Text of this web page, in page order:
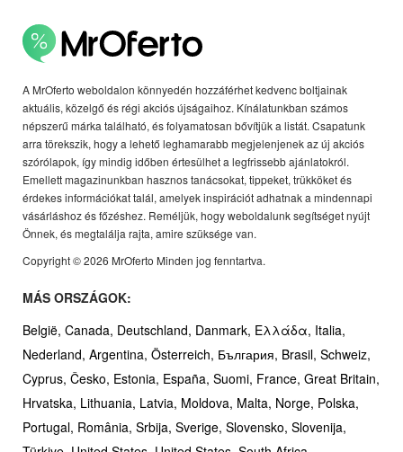
A MrOferto weboldalon könnyedén hozzáférhet kedvenc boltjainak
aktuális, közelgő és régi akciós újságaihoz. Kínálatunkban számos
népszerű márka található, és folyamatosan bővítjük a listát. Csapatunk
arra törekszik, hogy a lehető leghamarabb megjelenjenek az új akciós
szórólapok, így mindig időben értesülhet a legfrissebb ajánlatokról.
Emellett magazinunkban hasznos tanácsokat, tippeket, trükköket és
érdekes információkat talál, amelyek inspirációt adhatnak a mindennapi
vásárláshoz és főzéshez. Reméljük, hogy weboldalunk segítséget nyújt
Önnek, és megtalálja rajta, amire szüksége van.
Copyright © 2026 MrOferto Minden jog fenntartva.
MÁS ORSZÁGOK:
België, Canada, Deutschland, Danmark, Ελλάδα, Italia,
Nederland, Argentina, Österreich, България, Brasil, Schweiz,
Cyprus, Česko, Estonia, España, Suomi, France, Great Britain,
Hrvatska, Lithuania, Latvia, Moldova, Malta, Norge, Polska,
Portugal, România, Srbija, Sverige, Slovensko, Slovenija,